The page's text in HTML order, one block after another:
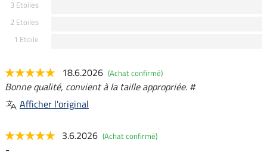
3 Etoiles
2 Etoiles
1 Etoile
18.6.2026 (Achat confirmé)
Bonne qualité, convient à la taille appropriée. #
Afficher l'original
3.6.2026 (Achat confirmé)